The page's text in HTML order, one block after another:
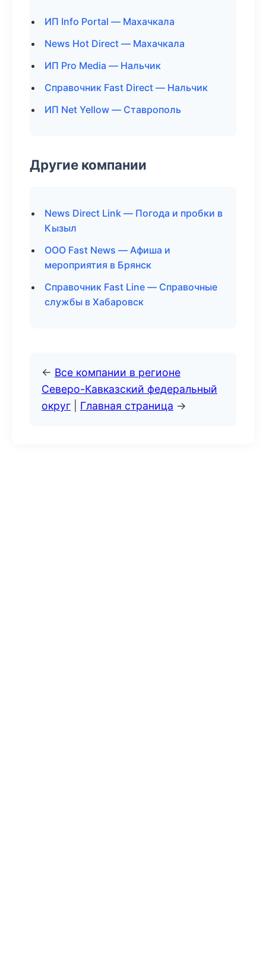
ИП Info Portal — Махачкала
News Hot Direct — Махачкала
ИП Pro Media — Нальчик
Справочник Fast Direct — Нальчик
ИП Net Yellow — Ставрополь
Другие компании
News Direct Link — Погода и пробки в
Кызыл
ООО Fast News — Афиша и
мероприятия в Брянск
Справочник Fast Line — Справочные
службы в Хабаровск
← Все компании в регионе
Северо-Кавказский федеральный
округ
Главная страница →